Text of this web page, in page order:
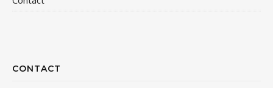
CONTACT